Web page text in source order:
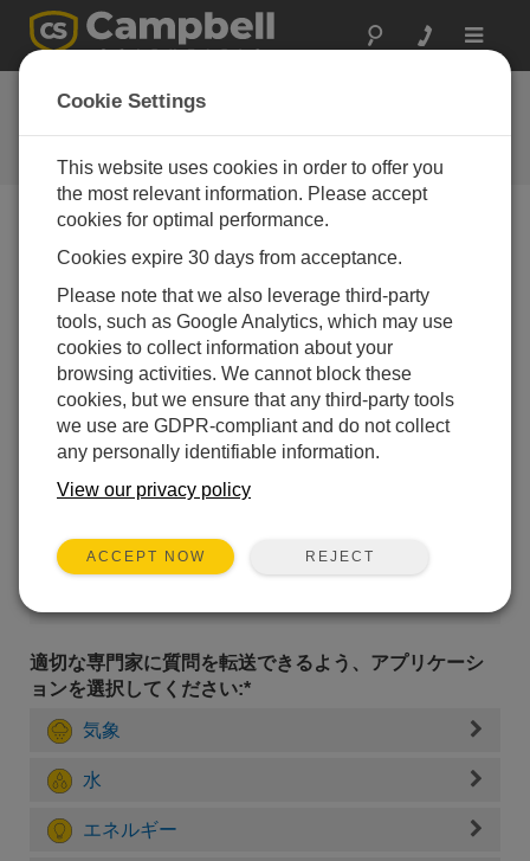
Toggle
お問い合わせ
通常1営業日以内に対応いたしま
す。
家がご連絡いたします。* = 必須項目です。
質問の種類を選択してください:
購入や見積について 技術的な質問
ここに質問を入力してください:*
適切な専門家に質問を転送できるよう、アプリケーシ
ョンを選択してください:*
気象
水
エネルギー
Cookie Settings
This website uses cookies in order to offer you
the most relevant information. Please accept
cookies for optimal performance.
Cookies expire 30 days from acceptance.
Please note that we also leverage third-party
tools, such as Google Analytics, which may use
cookies to collect information about your
browsing activities. We cannot block these
cookies, but we ensure that any third-party tools
we use are GDPR-compliant and do not collect
any personally identifiable information.
View our privacy policy
ACCEPT NOW REJECT